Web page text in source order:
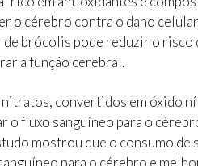
o cérebro contra o dano
de brócolis pode reduzir o risco
a função cerebral.
nitratos, convertidos em óxido
o fluxo sanguíneo para o
mostrou que o consumo de
para o cérebro e